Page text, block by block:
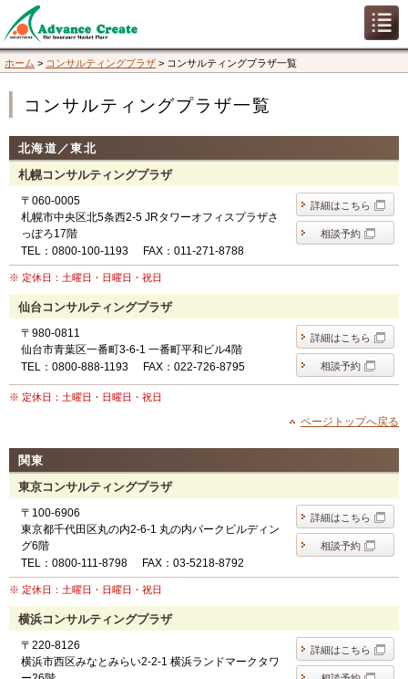
ホーム > コンサルティングプラザ > コンサルティングプラザ一覧
コンサルティングプラザ一覧
北海道／東北
札幌コンサルティングプラザ
詳細はこちら
相談予約
〒060-0005
札幌市中央区北5条西2-5 JRタワーオフィスプラザさ
っぽろ17階
TEL：0800-100-1193
FAX：011-271-8788
※ 定休日：土曜日・日曜日・祝日
仙台コンサルティングプラザ
詳細はこちら
相談予約
〒980-0811
仙台市青葉区一番町3-6-1 一番町平和ビル4階
TEL：0800-888-1193
FAX：022-726-8795
※ 定休日：土曜日・日曜日・祝日
ページトップへ戻る
関東
東京コンサルティングプラザ
詳細はこちら
相談予約
〒100-6906
東京都千代田区丸の内2-6-1 丸の内パークビルディン
グ6階
TEL：0800-111-8798
FAX：03-5218-8792
※ 定休日：土曜日・日曜日・祝日
横浜コンサルティングプラザ
詳細はこちら
〒220-8126
横浜市西区みなとみらい2-2-1 横浜ランドマークタワ